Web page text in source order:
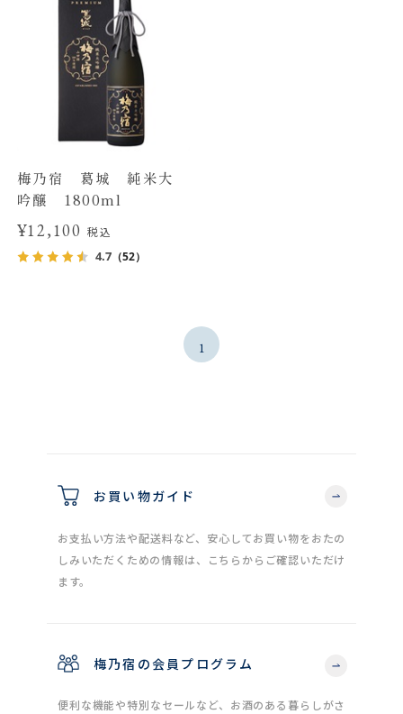
梅乃宿 葛城 純米大
吟醸 1800ml
¥12,100 税込
4.7（52）
1
お買い物ガイド
お支払い方法や配送料など、安心してお買い物をおたの
しみいただくための情報は、こちらからご確認いただけ
ます。
梅乃宿の会員プログラム
便利な機能や特別なセールなど、お酒のある暮らしがさ